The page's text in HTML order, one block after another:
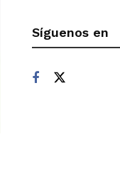
Síguenos en